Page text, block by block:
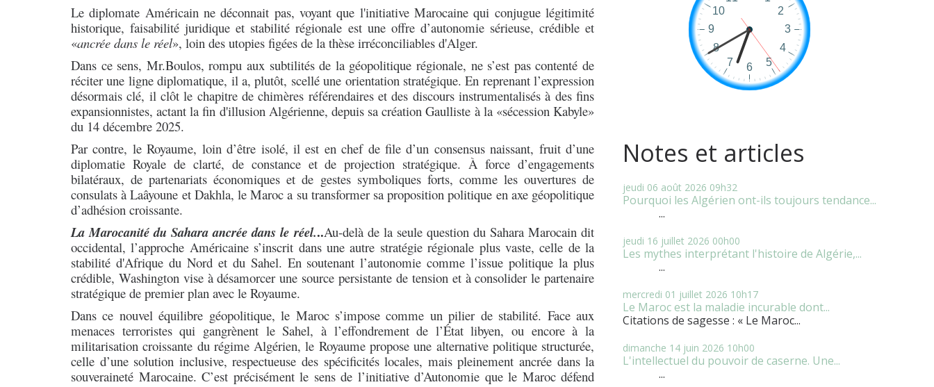
Le diplomate Américain ne déconnait pas, voyant que l'initiative Marocaine qui conjugue légitimité
historique, faisabilité juridique et stabilité régionale est une offre d’autonomie sérieuse, crédible et
«ancrée dans le réel», loin des utopies figées de la thèse irréconciliables d'Alger.
Dans ce sens, Mr.Boulos, rompu aux subtilités de la géopolitique régionale, ne s’est pas contenté de
réciter une ligne diplomatique, il a, plutôt, scellé une orientation stratégique. En reprenant l’expression
désormais clé, il clôt le chapitre de chimères référendaires et des discours instrumentalisés à des fins
expansionnistes, actant la fin d'illusion Algérienne, depuis sa création Gaulliste à la «sécession Kabyle»
du 14 décembre 2025.
Par contre, le Royaume, loin d’être isolé, il est en chef de file d’un consensus naissant, fruit d’une
diplomatie Royale de clarté, de constance et de projection stratégique. À force d’engagements
bilatéraux, de partenariats économiques et de gestes symboliques forts, comme les ouvertures de
consulats à Laâyoune et Dakhla, le Maroc a su transformer sa proposition politique en axe géopolitique
d’adhésion croissante.
La Marocanité du Sahara ancrée dans le réel...Au-delà de la seule question du Sahara Marocain dit
occidental, l’approche Américaine s’inscrit dans une autre stratégie régionale plus vaste, celle de la
stabilité d'Afrique du Nord et du Sahel. En soutenant l’autonomie comme l’issue politique la plus
crédible, Washington vise à désamorcer une source persistante de tension et à consolider le partenaire
stratégique de premier plan avec le Royaume.
Dans ce nouvel équilibre géopolitique, le Maroc s’impose comme un pilier de stabilité. Face aux
menaces terroristes qui gangrènent le Sahel, à l’effondrement de l’État libyen, ou encore à la
militarisation croissante du régime Algérien, le Royaume propose une alternative politique structurée,
celle d’une solution inclusive, respectueuse des spécificités locales, mais pleinement ancrée dans la
souveraineté Marocaine. C’est précisément le sens de l’initiative d’Autonomie que le Maroc défend
Notes et articles
jeudi 06 août 2026 09h32
Pourquoi les Algérien ont-ils toujours tendance...
...
jeudi 16 juillet 2026 00h00
Les mythes interprétant l'histoire de Algérie,...
...
mercredi 01 juillet 2026 10h17
Le Maroc est la maladie incurable dont...
Citations de sagesse : « Le Maroc...
dimanche 14 juin 2026 10h00
L'intellectuel du pouvoir de caserne. Une...
...